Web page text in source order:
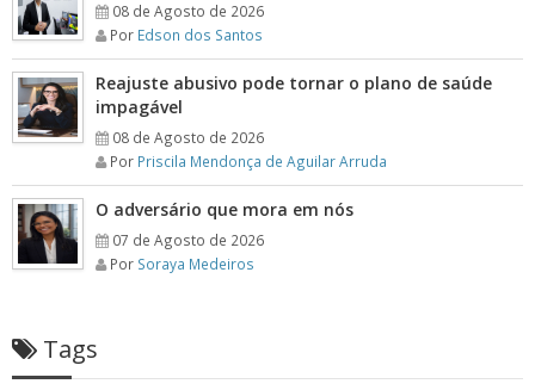
08 de Agosto de 2026
Por Edson dos Santos
Reajuste abusivo pode tornar o plano de saúde
impagável
08 de Agosto de 2026
Por Priscila Mendonça de Aguilar Arruda
O adversário que mora em nós
07 de Agosto de 2026
Por Soraya Medeiros
Tags